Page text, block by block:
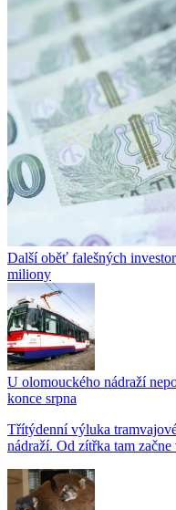
Další oběť falešných
miliony
U olomouckého nádraží
konce srpna
Třítýdenní výluka
nádraží. Od zítřka tam